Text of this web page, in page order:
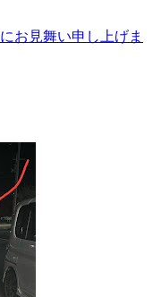
お見舞い申し上げま